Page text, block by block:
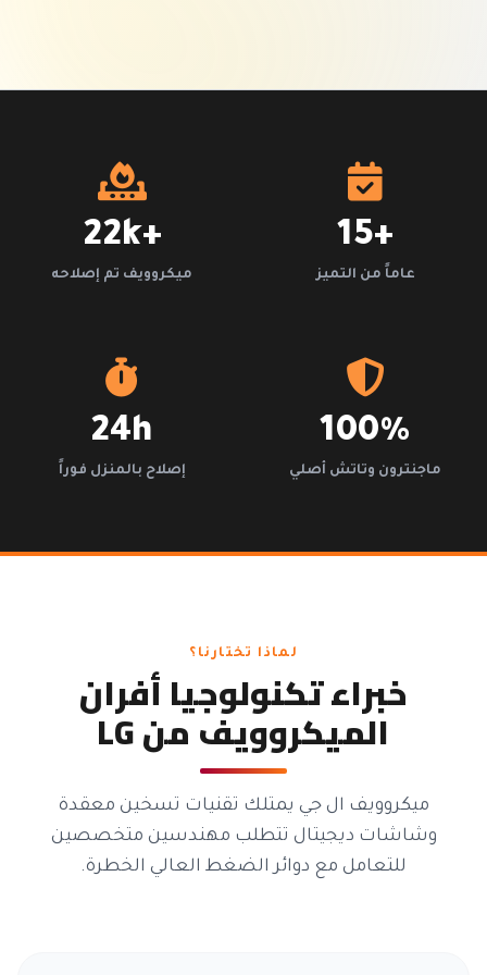
+15
عاماً من التميز
+22k
ميكروويف تم إصلاحه
100%
ماجنترون وتاتش أصلي
24h
إصلاح بالمنزل فوراً
لماذا تختارنا؟
خبراء تكنولوجيا أفران
الميكروويف من LG
ميكروويف ال جي يمتلك تقنيات تسخين معقدة
وشاشات ديجيتال تتطلب مهندسين متخصصين
للتعامل مع دوائر الضغط العالي الخطرة.